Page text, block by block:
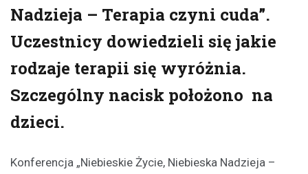
Nadzieja – Terapia czyni cuda”.
Uczestnicy dowiedzieli się jakie
rodzaje terapii się wyróżnia.
Szczególny nacisk położono na
dzieci.
Konferencja „Niebieskie Życie, Niebieska Nadzieja –